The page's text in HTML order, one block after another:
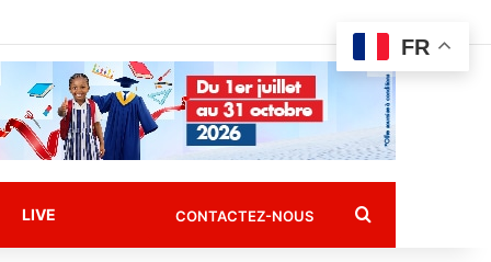
LIVE CONTACTEZ-NOUS Rechercher
FR